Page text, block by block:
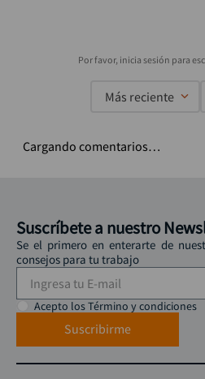
Más reciente
Cargando comentarios…
Suscríbete a nuestro
Se el primero en enterarte de
consejos para tu trabajo
Acepto los Término y condiciones
Suscribirme